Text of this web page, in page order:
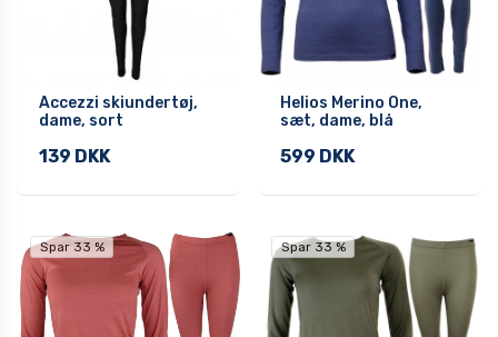
Accezzi skiundertøj,
dame, sort
139 DKK
Helios Merino One,
sæt, dame, blå
599 DKK
Spar 33 % Spar 33 %